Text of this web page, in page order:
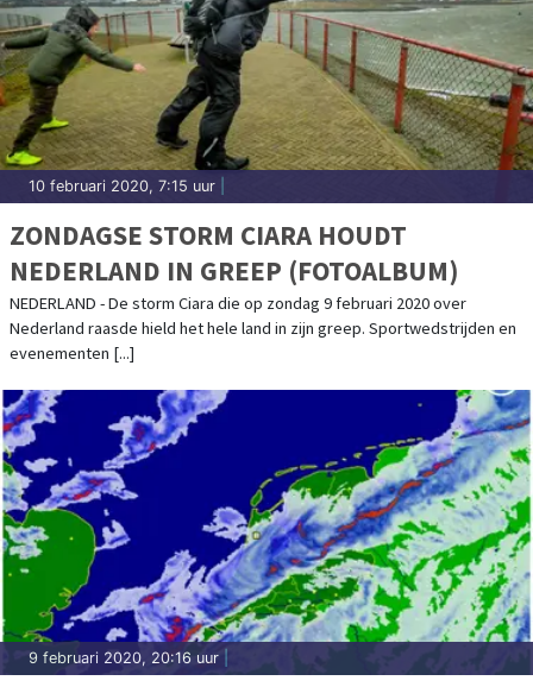
10 februari 2020, 7:15 uur
ZONDAGSE STORM CIARA HOUDT
NEDERLAND IN GREEP (FOTOALBUM)
NEDERLAND - De storm Ciara die op zondag 9 februari 2020 over
Nederland raasde hield het hele land in zijn greep. Sportwedstrijden en
evenementen [...]
9 februari 2020, 20:16 uur